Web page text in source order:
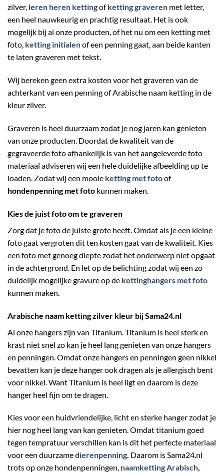
zilver, leren heren kettingofketting graveren met letter,
een heel nauwkeurig en prachtig resultaat. Het is ook
mogelijk bij al onze producten, of het nu om een ketting met
foto, ketting initialenof een penning gaat, aan beide kanten
te laten graveren met tekst.
Wij bereken geen extra kosten voor het graveren van de
achterkant van een penning of Arabische naam ketting in de
kleur zilver.
Graveren is heel duurzaam zodat je nog jaren kan genieten
van onze producten. Doordat de kwaliteit van de
gegraveerde foto afhankelijk is van het aangeleverde foto
materiaal adviseren wij een hele duidelijke afbeelding up te
loaden. Zodat wij een mooie ketting met fotoof
hondenpenning met foto kunnen maken.
Kies de juist foto om te graveren
Zorg dat je foto de juiste grote heeft. Omdat als je een kleine
foto gaat vergroten dit ten kosten gaat van de kwaliteit. Kies
een foto met genoeg diepte zodat het onderwerp niet opgaat
in de achtergrond. En let op de belichting zodat wij een zo
duidelijk mogelijke gravure op de kettinghangers met foto
kunnen maken.
Arabische naam ketting zilver kleur bij Sama24.nl
Al onze hangers zijn van Titanium. Titanium is heel sterk en
krast niet snel zo kan je heel lang genieten van onze hangers
en penningen. Omdat onze hangers en penningen geen nikkel
bevatten kan je deze hanger ook dragen als je allergisch bent
voor nikkel. Want Titanium is heel ligt en daarom is deze
hanger heel fijn om te dragen.
Kies voor een huidvriendelijke, licht en sterke hanger zodat je
hier nog heel lang van kan genieten. Omdat titanium goed
tegen tempratuur verschillen kan is dit het perfecte materiaal
voor een duurzamedierenpenning. Daarom is Sama24.nl
trots op onze hondenpenningen, naamketting Arabisch,